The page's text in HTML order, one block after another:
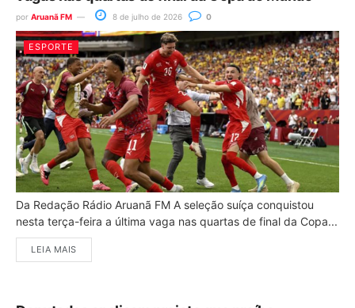
por Aruanã FM 8 de julho de 2026 0
ESPORTE
Da Redação Rádio Aruanã FM A seleção suíça conquistou
nesta terça-feira a última vaga nas quartas de final da Copa...
LEIA MAIS